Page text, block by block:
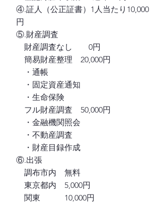
④.証人（公正証書）1人当たり10,000
円
⑤.財産調査
財産調査なし 0円
簡易財産整理 20,000円
・通帳
・固定資産通知
・生命保険
フル財産調査 50,000円
・金融機関照会
・不動産調査
・財産目録作成
⑥.出張
調布市内 無料
東京都内 5,000円
関東 10,000円